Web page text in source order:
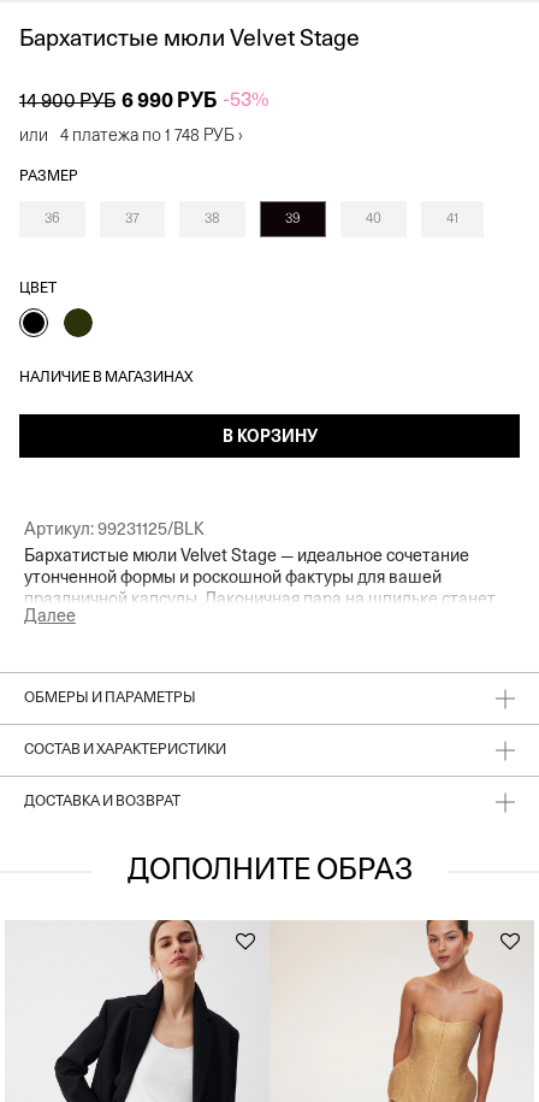
Бархатистые мюли Velvet Stage
14 900 РУБ 6 990 РУБ -53%
или 4 платежа по 1 748 РУБ ›
РАЗМЕР
36 37 38 39 40 41
ЦВЕТ
В КОРЗИНУ
НАЛИЧИЕ В МАГАЗИНАХ
Артикул: 99231125/BLK
Бархатистые мюли Velvet Stage — идеальное сочетание
утонченной формы и роскошной фактуры для вашей
праздничной капсулы. Лаконичная пара на шпильке станет
эффектным завершением любого вечернего образа
с золотым костюмом из юбки-миди и сияющего жакета Goldy.
Далее
ОБМЕРЫ И ПАРАМЕТРЫ
СОСТАВ И ХАРАКТЕРИСТИКИ
ДОСТАВКА И ВОЗВРАТ
ДОПОЛНИТЕ ОБРАЗ